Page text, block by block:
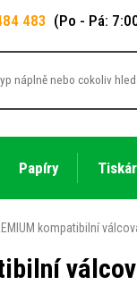
483 (Po - Pá:
Papíry
kompatibilní